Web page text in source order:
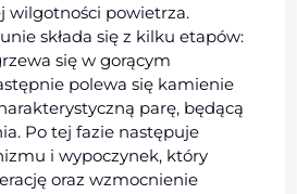
wilgotności powietrza.
składa się z kilku etapów:
się w gorącym
polewa się kamienie
parę, będącą
Po tej fazie następuje
i wypoczynek, który
oraz wzmocnienie